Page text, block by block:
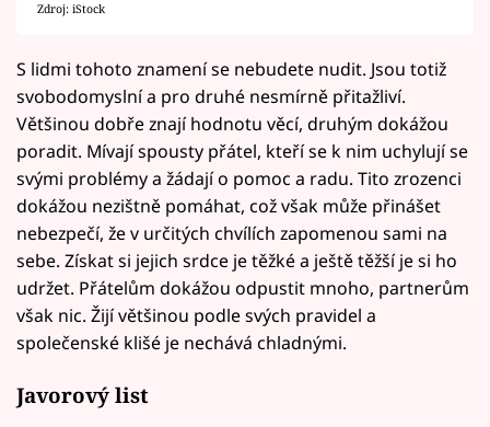
Zdroj: iStock
S lidmi tohoto znamení se nebudete nudit. Jsou totiž
svobodomyslní a pro druhé nesmírně přitažliví.
Většinou dobře znají hodnotu věcí, druhým dokážou
poradit. Mívají spousty přátel, kteří se k nim uchylují se
svými problémy a žádají o pomoc a radu. Tito zrozenci
dokážou nezištně pomáhat, což však může přinášet
nebezpečí, že v určitých chvílích zapomenou sami na
sebe. Získat si jejich srdce je těžké a ještě těžší je si ho
udržet. Přátelům dokážou odpustit mnoho, partnerům
však nic. Žijí většinou podle svých pravidel a
společenské klišé je nechává chladnými.
Javorový list